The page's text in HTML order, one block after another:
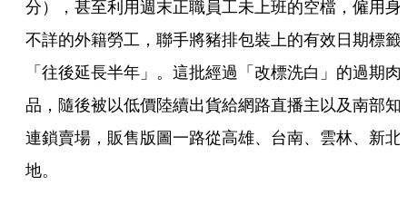
分），甚至利用週末正職員工未上班的空檔，僱用身
不詳的外籍勞工，聯手將豬排包裝上的有效日期標籤
「往後延長半年」。這批經過「改標洗白」的過期肉
品，隨後被以低價陸續出貨給網路直播主以及南部知
連鎖賣場，販售版圖一路從高雄、台南、雲林、新北
地。